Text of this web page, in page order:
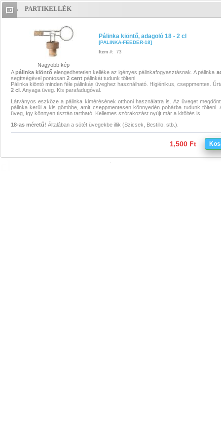
Pálinka kiöntő, adagoló 18 - 2 cl
Pálinka kiöntő, adagoló 18 - 2 cl
Pálinka kiöntő, adagoló 18 - 2 cl
pálinka kiöntő,pálinka kiöntő 2
cl,pálinka adagoló
pálinka
cl
pálinka kiöntő,pálinka kiöntő 2
cl,pálinka adagoló,pálinka
PARTIKELLÉK
Nagyobb kép
Pálinka kiöntő, adagoló 18 - 2 cl
[PALINKA-FEEDER-18]
Item #: 73
Apálinka kiöntőelengedhetetlen kelléke az igényes pálinkafogyasztásnak. A pálinka
segítségével pontosan 2 centpálinkát tudunk tölteni.
Pálinka kiöntő minden féle pálinkás üveghez használható. Higiénikus, cseppmentes.
2 cl. Anyaga üveg. Kis parafadugóval.
Látványos eszköze a pálinka kimérésének otthoni használatra is. Az üveget
pálinka kerül a kis gömbbe, amit cseppmentesen könnyedén pohárba tudunk tölteni.
üveg, így könnyen tisztán tartható. Kellemes szórakozást nyújt már a kitöltés is.
18-as méretű! Általában a sötét üvegekbe illik (Szicsek, Bestillo, stb.).
1,500 Ft